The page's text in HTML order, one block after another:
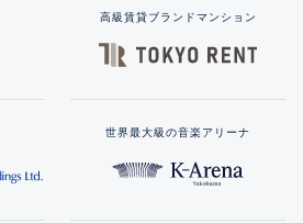
高級賃貸ブランドマンション
世界最大級の音楽アリーナ